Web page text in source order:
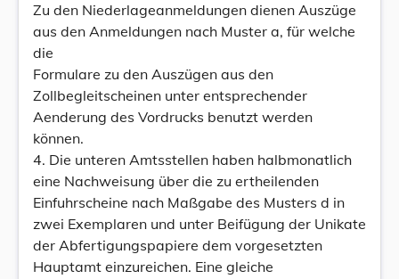
Zu den Niederlageanmeldungen dienen Auszüge
aus den Anmeldungen nach Muster a, für welche
die
Formulare zu den Auszügen aus den
Zollbegleitscheinen unter entsprechender
Aenderung des Vordrucks benutzt werden
können.
4. Die unteren Amtsstellen haben halbmonatlich
eine Nachweisung über die zu ertheilenden
Einfuhrscheine nach Maßgabe des Musters d in
zwei Exemplaren und unter Beifügung der Unikate
der Abfertigungspapiere dem vorgesetzten
Hauptamt einzureichen. Eine gleiche